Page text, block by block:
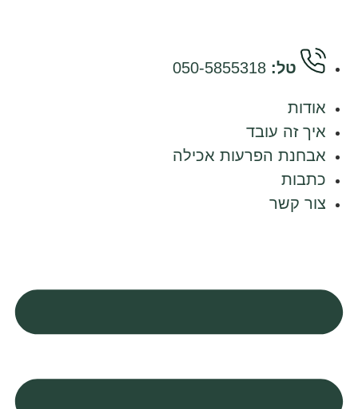
טל:050-5855318
אודות
איך זה עובד
אבחנת הפרעות אכילה
כתבות
צור קשר